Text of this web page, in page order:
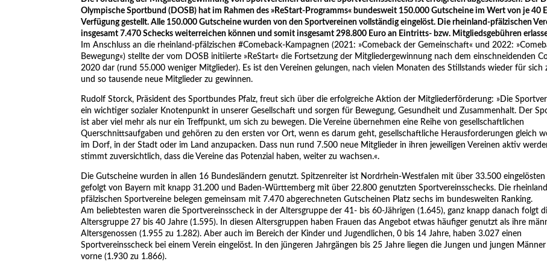
Olympische Sportbund (DOSB) hat im Rahmen des »ReStart-Programms« bundesweit 150.000 Gutscheine im Wert von je 40
Verfügung gestellt. Alle 150.000 Gutscheine wurden von den Sportvereinen vollständig eingelöst. Die rheinland-pfälzischen
insgesamt 7.470 Schecks weiterreichen können und somit insgesamt 298.800 Euro an Eintritts- bzw. Mitgliedsgebühren
Im Anschluss an die rheinland-pfälzischen #Comeback-Kampagnen (2021: »Comeback der Gemeinschaft« und 2022:
Bewegung«) stellte der vom DOSB initiierte »ReStart« die Fortsetzung der Mitgliedergewinnung nach dem einschneidenden
2020 dar (rund 55.000 weniger Mitglieder). Es ist den Vereinen gelungen, nach vielen Monaten des Stillstands wieder für sich
und so tausende neue Mitglieder zu gewinnen.
Rudolf Storck, Präsident des Sportbundes Pfalz, freut sich über die erfolgreiche Aktion der Mitgliederförderung: »Die
ein wichtiger sozialer Knotenpunkt in unserer Gesellschaft und sorgen für Bewegung, Gesundheit und Zusammenhalt. Der
ist aber viel mehr als nur ein Treffpunkt, um sich zu bewegen. Die Vereine übernehmen eine Reihe von gesellschaftlichen
Querschnittsaufgaben und gehören zu den ersten vor Ort, wenn es darum geht, gesellschaftliche Herausforderungen gleich
im Dorf, in der Stadt oder im Land anzupacken. Dass nun rund 7.500 neue Mitglieder in ihren jeweiligen Vereinen aktiv
stimmt zuversichtlich, dass die Vereine das Potenzial haben, weiter zu wachsen.«.
Die Gutscheine wurden in allen 16 Bundesländern genutzt. Spitzenreiter ist Nordrhein-Westfalen mit über 33.500 eingelösten
gefolgt von Bayern mit knapp 31.200 und Baden-Württemberg mit über 22.800 genutzten Sportvereinsschecks. Die
pfälzischen Sportvereine belegen gemeinsam mit 7.470 abgerechneten Gutscheinen Platz sechs im bundesweiten Ranking.
Am beliebtesten waren die Sportvereinsscheck in der Altersgruppe der 41- bis 60-Jährigen (1.645), ganz knapp danach folgt
Altersgruppe 27 bis 40 Jahre (1.595). In diesen Altersgruppen haben Frauen das Angebot etwas häufiger genutzt als ihre
Altersgenossen (1.955 zu 1.282). Aber auch im Bereich der Kinder und Jugendlichen, 0 bis 14 Jahre, haben 3.027 einen
Sportvereinsscheck bei einem Verein eingelöst. In den jüngeren Jahrgängen bis 25 Jahre liegen die Jungen und jungen
vorne (1.930 zu 1.866).